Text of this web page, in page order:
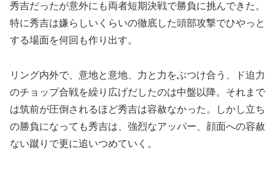
秀吉だったが意外にも両者短期決戦で勝負に挑んできた。
特に秀吉は嫌らしいくらいの徹底した頭部攻撃でひやっと
する場面を何回も作り出す。
リング内外で、意地と意地、力と力をぶつけ合う、ド迫力
のチョップ合戦を繰り広げだしたのは中盤以降。それまで
は筑前が圧倒されるほど秀吉は容赦なかった。しかし立ち
の勝負になっても秀吉は、強烈なアッパー、顔面への容赦
ない蹴りで更に追いつめていく。